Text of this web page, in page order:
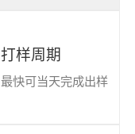
打样周期
最快可当天完成出样